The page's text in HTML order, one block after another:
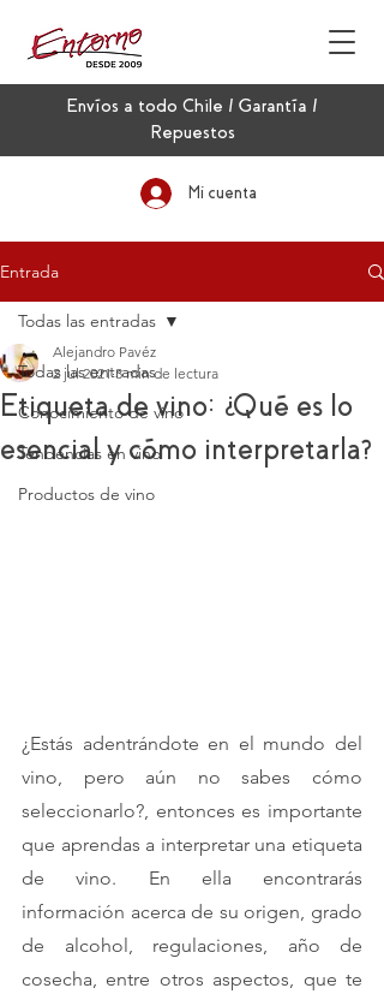
Envíos a todo Chile / Garantía /
Repuestos
Mi cuenta
Entrada
Todas las entradas
Conocimiento de vino
Tendencias en vino
Productos de vino
Todas las entradas
Etiqueta de vino: ¿Qué es lo
esencial y cómo interpretarla?
Alejandro Pavéz
2 jul 2021 3 min de lectura
¿Estás adentrándote en el mundo del
vino, pero aún no sabes cómo
seleccionarlo?, entonces es importante
que aprendas a interpretar una etiqueta
de vino. En ella encontrarás
información acerca de su origen, grado
de alcohol, regulaciones, año de
cosecha, entre otros aspectos, que te